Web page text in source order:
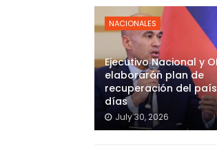
NACIONALES
Ejecutivo Nacional y
elaborarán plan de
recuperación del
días
July 30, 2026